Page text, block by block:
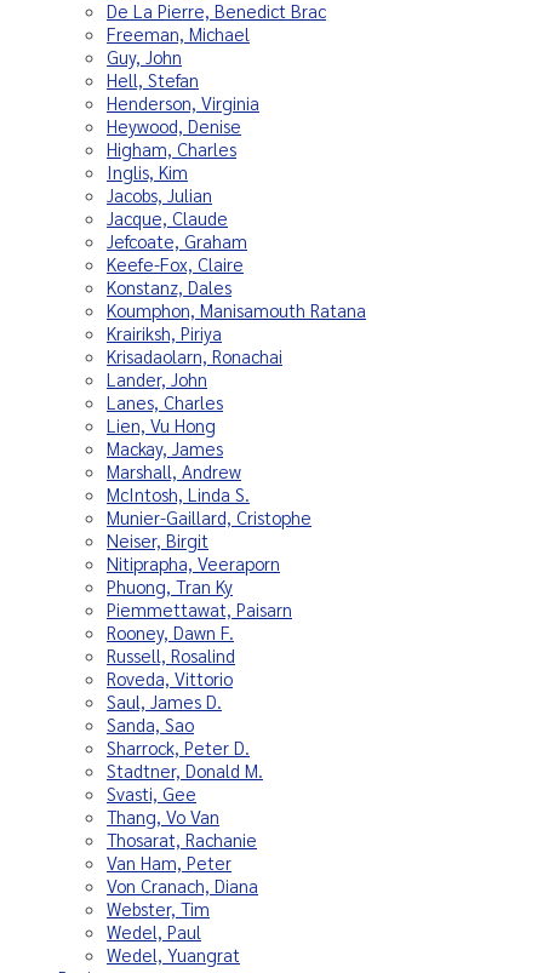
De La Pierre, Benedict Brac
Freeman, Michael
Guy, John
Hell, Stefan
Henderson, Virginia
Heywood, Denise
Higham, Charles
Inglis, Kim
Jacobs, Julian
Jacque, Claude
Jefcoate, Graham
Keefe-Fox, Claire
Konstanz, Dales
Koumphon, Manisamouth Ratana
Krairiksh, Piriya
Krisadaolarn, Ronachai
Lander, John
Lanes, Charles
Lien, Vu Hong
Mackay, James
Marshall, Andrew
McIntosh, Linda S.
Munier-Gaillard, Cristophe
Neiser, Birgit
Nitiprapha, Veeraporn
Phuong, Tran Ky
Piemmettawat, Paisarn
Rooney, Dawn F.
Russell, Rosalind
Roveda, Vittorio
Saul, James D.
Sanda, Sao
Sharrock, Peter D.
Stadtner, Donald M.
Svasti, Gee
Thang, Vo Van
Thosarat, Rachanie
Van Ham, Peter
Von Cranach, Diana
Webster, Tim
Wedel, Paul
Wedel, Yuangrat